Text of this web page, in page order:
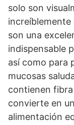
solo son
increíblemente
son una
indispensable
así como para
mucosas
contienen
convierte en
alimentación